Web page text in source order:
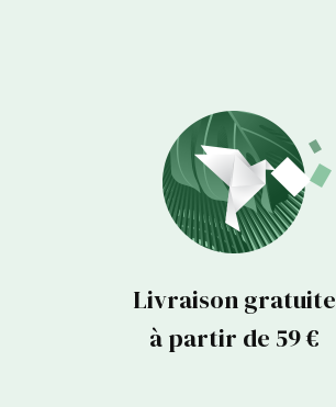
Livraison gratuite
à partir de 59 €